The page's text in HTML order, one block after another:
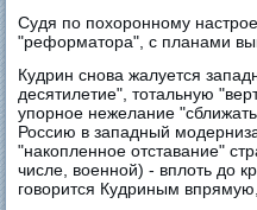
Судя по похоронному
"реформатора", с планами
Кудрин снова жалуется
десятилетие", тотальную
упорное нежелание
Россию в западный
"накопленное отставание"
числе, военной) - вплоть до
говорится Кудриным